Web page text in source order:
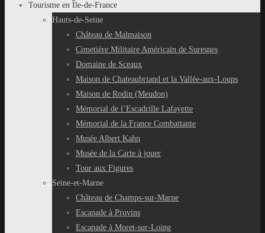
Tourisme en Île-de-France
Hauts-de-Seine
Château de Malmaison
Cimetière Militaire Américain de Suresnes
Domaine de Sceaux
Maison de Chateaubriand et la Vallée-aux-Loups
Maison de Rodin (Meudon)
Mémorial de l’Escadrille Lafayette
Mémorial de la France Combattante
Musée Albert Kahn
Musée de la Carte à jouer
Tour aux Figures
Seine-et-Marne
Château de Champs-sur-Marne
Escapade à Provins
Escapade à Moret-sur-Loing